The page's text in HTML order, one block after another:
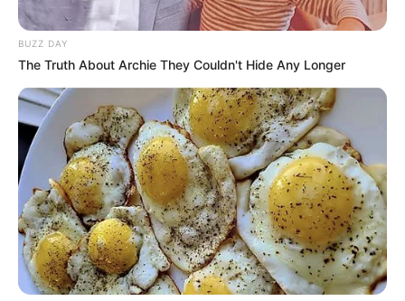
BUZZ DAY
The Truth About Archie They Couldn't Hide Any Longer